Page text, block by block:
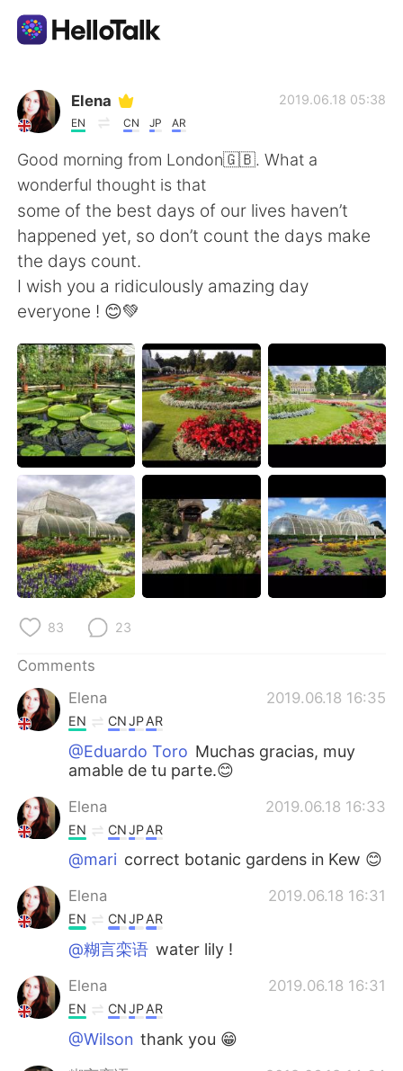
Language Exchange App
AI Grammar Checker
English
简体中文
Español
Français Deutsch
日本語 한국어
Русский ไทย
Indonesia Italiano
Türkçe Tiếng Việt
Português
Elena
EN CN JP AR
2019.06.18 05:38
Good morning from London🇬🇧. What a
wonderful thought is that
some of the best days of our lives haven’t
happened yet, so don’t count the days make
the days count.
I wish you a ridiculously amazing day
everyone ! 😊💚
83 23
Comments
Elena
2019.06.18 16:35
EN CNJPAR
@Eduardo Toro Muchas gracias, muy
amable de tu parte.😊
Elena 2019.06.18 16:33
EN CNJPAR
@mari correct botanic gardens in Kew 😊
Elena 2019.06.18 16:31
EN CNJPAR
@糊言栾语 water lily !
Elena 2019.06.18 16:31
EN CNJPAR
@Wilson thank you 😁